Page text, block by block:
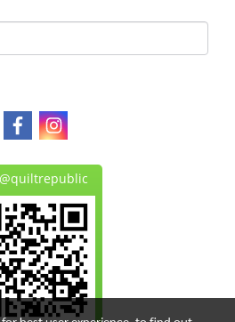
@quiltrepublic